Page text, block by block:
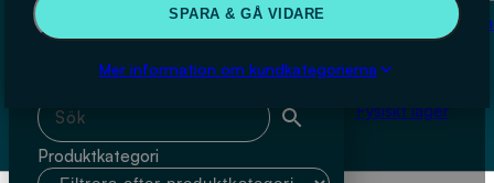
SPARA & GÅ VIDARE
Mer information om kundkategorierna
Om
Köpvillkor
Fysiskt lager
Sök & filtrera
Sök med fritext
Produktkategori